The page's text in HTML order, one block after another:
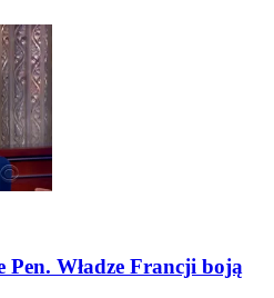
Władze Francji boją